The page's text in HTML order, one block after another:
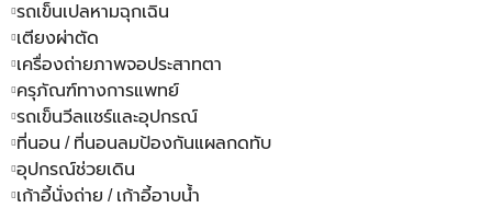
รถเข็นเปลหามฉุกเฉิน
เตียงผ่าตัด
เครื่องถ่ายภาพจอประสาทตา
ครุภัณฑ์ทางการแพทย์
รถเข็นวีลแชร์และอุปกรณ์
ที่นอน / ที่นอนลมป้องกันแผลกดทับ
อุปกรณ์ช่วยเดิน
เก้าอี้นั่งถ่าย / เก้าอี้อาบน้ำ